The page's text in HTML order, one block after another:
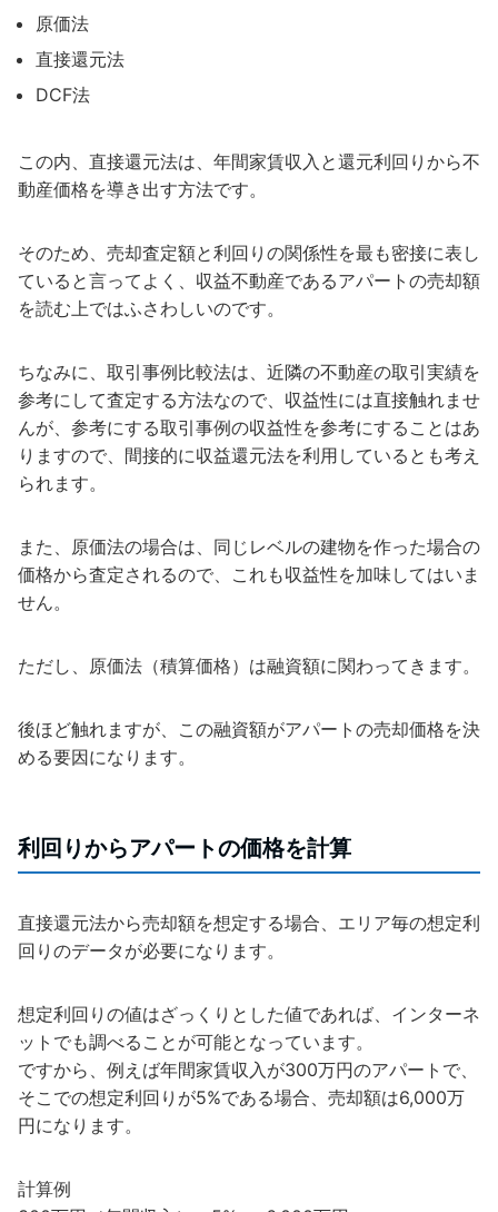
原価法
直接還元法
DCF法
この内、直接還元法は、年間家賃収入と還元利回りから不
動産価格を導き出す方法です。
そのため、売却査定額と利回りの関係性を最も密接に表し
ていると言ってよく、収益不動産であるアパートの売却額
を読む上ではふさわしいのです。
ちなみに、取引事例比較法は、近隣の不動産の取引実績を
参考にして査定する方法なので、収益性には直接触れませ
んが、参考にする取引事例の収益性を参考にすることはあ
りますので、間接的に収益還元法を利用しているとも考え
られます。
また、原価法の場合は、同じレベルの建物を作った場合の
価格から査定されるので、これも収益性を加味してはいま
せん。
ただし、原価法（積算価格）は融資額に関わってきます。
後ほど触れますが、この融資額がアパートの売却価格を決
める要因になります。
利回りからアパートの価格を計算
直接還元法から売却額を想定する場合、エリア毎の想定利
回りのデータが必要になります。
想定利回りの値はざっくりとした値であれば、インターネ
ットでも調べることが可能となっています。
ですから、例えば年間家賃収入が300万円のアパートで、
そこでの想定利回りが5%である場合、売却額は6,000万
円になります。
計算例